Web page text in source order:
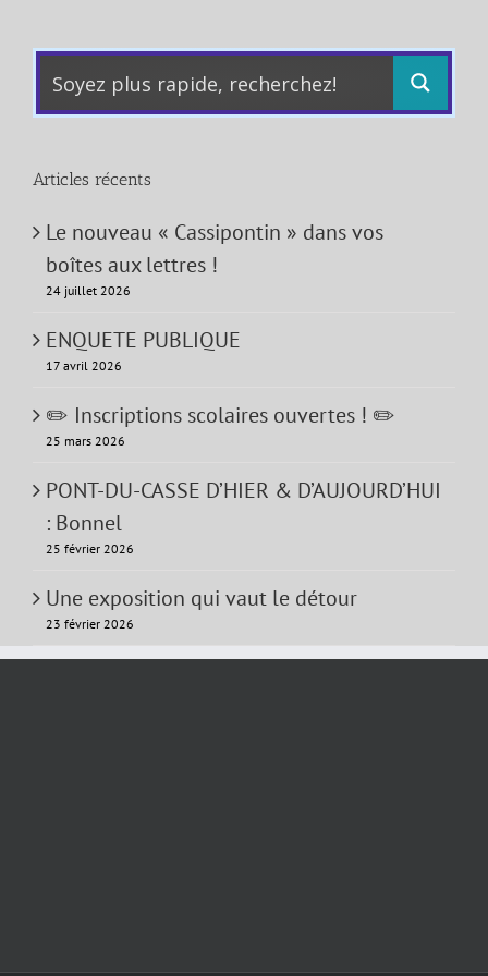
Articles récents
Le nouveau « Cassipontin » dans vos
boîtes aux lettres !
24 juillet 2026
ENQUETE PUBLIQUE
17 avril 2026
✏️ Inscriptions scolaires ouvertes ! ✏️
25 mars 2026
PONT-DU-CASSE D’HIER & D’AUJOURD’HUI
: Bonnel
25 février 2026
Une exposition qui vaut le détour
23 février 2026